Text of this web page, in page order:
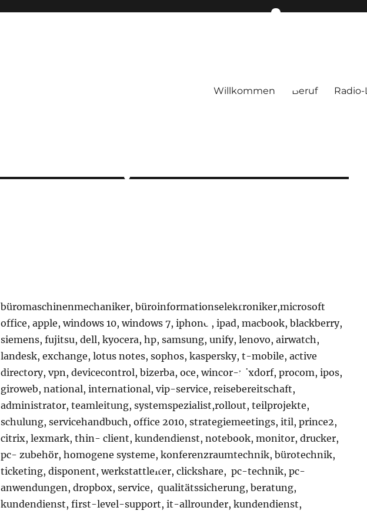
Willkommen Beruf Radio-L
büromaschinenmechaniker, büroinformationselektroniker,microsoft
office, apple, windows 10, windows 7, iphone , ipad, macbook, blackberry,
siemens, fujitsu, dell, kyocera, hp, samsung, unify, lenovo, airwatch,
landesk, exchange, lotus notes, sophos, kaspersky, t-mobile, active
directory, vpn, devicecontrol, bizerba, oce, wincor-nixdorf, procom, ipos,
giroweb, national, international, vip-service, reisebereitschaft,
administrator, teamleitung, systemspezialist,rollout, teilprojekte,
schulung, servicehandbuch, office 2010, strategiemeetings, itil, prince2,
citrix, lexmark, thin- client, kundendienst, notebook, monitor, drucker,
pc- zubehör, homogene systeme, konferenzraumtechnik, bürotechnik,
ticketing, disponent, werkstattleiter, clickshare, pc-technik, pc-
anwendungen, dropbox, service, qualitätssicherung, beratung,
kundendienst, first-level-support, it-allrounder, kundendienst,